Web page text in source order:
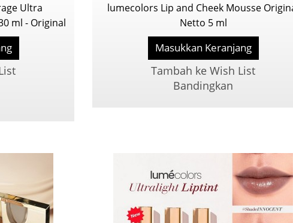
Ultra
ml - Original
lumecolors Lip and Cheek Mousse
Netto 5 ml
Masukkan Keranjang
Tambah ke Wish List
Bandingkan